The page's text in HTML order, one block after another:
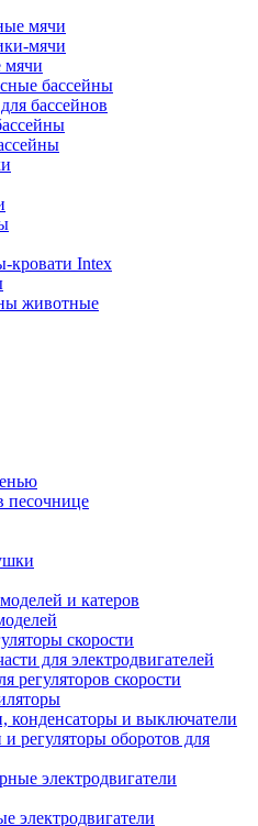
мячи
мячи
мячи
бассейны
бассейнов
кровати Intex
животные
песочнице
и катеров
скорости
для электродвигателей
регуляторов скорости
конденсаторы и выключатели
регуляторы оборотов для
электродвигатели
электродвигатели